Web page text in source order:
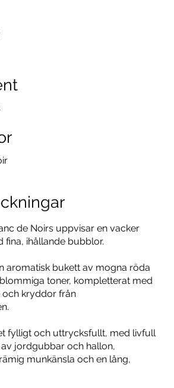
de Noirs uppvisar en vacker
fina, ihållande bubblor.
aromatisk bukett av mogna röda
toner, kompletterat med
och kryddor från
fylligt och uttrycksfullt, med livfull
jordgubbar och hallon,
munkänsla och en lång,